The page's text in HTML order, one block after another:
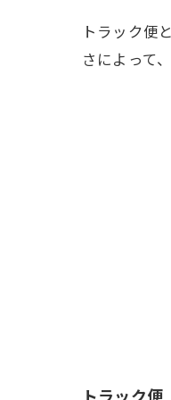
トラック便
さによって